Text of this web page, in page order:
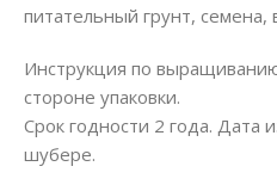
питательный грунт, семена,
Инструкция по
стороне упаковки.
Срок годности 2 года. Дата
шубере.